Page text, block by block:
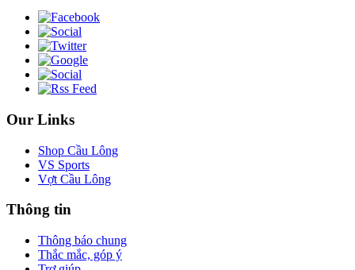
Our Links
Shop Cầu Lông
VS Sports
Vợt Cầu Lông
Thông tin
Thông báo chung
Thắc mắc, góp ý